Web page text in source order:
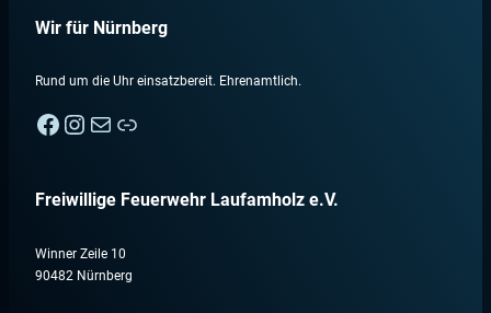
Wir für Nürnberg
Rund um die Uhr einsatzbereit. Ehrenamtlich.
Facebook Instagram E-Mail Nebenan
Freiwillige Feuerwehr Laufamholz e.V.
Winner Zeile 10
90482 Nürnberg